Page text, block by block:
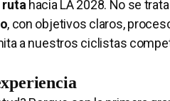
ruta hacia LA 2028. No se
, con objetivos claros,
a nuestros ciclistas